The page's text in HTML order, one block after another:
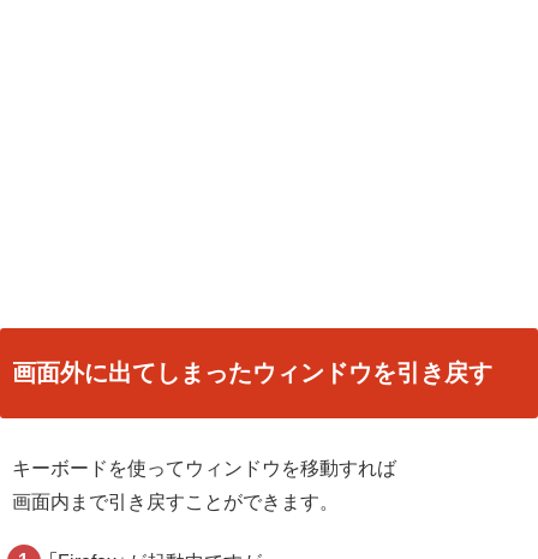
画面外に出てしまったウィンドウを引き戻す
キーボードを使ってウィンドウを移動すれば
画面内まで引き戻すことができます。